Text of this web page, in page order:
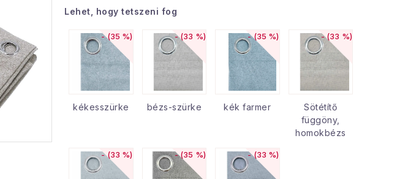
Lehet, hogy tetszeni fog
kékesszürke
(35 %)
bézs-szürke
(33 %)
kék farmer
(35 %)
Sötétítő
függöny,
homokbézs
(33 %)
(33 %) (35 %) (33 %)